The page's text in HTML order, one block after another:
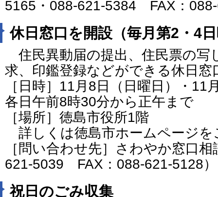
5165・088-621-5384 FAX：
休日窓口を開設（毎月第2・4
住民異動届の提出、住民票の写
求、印鑑登録などができる休日窓
［日時］11月8日（日曜日）・11
各日午前8時30分から正午まで
［場所］徳島市役所1階
詳しくは徳島市ホームページ
［問い合わせ先］さわやか窓口
621-5039 FAX：088-621-5128）
祝日のごみ収集